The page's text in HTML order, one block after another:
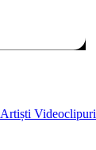
Artiști Videoclipuri